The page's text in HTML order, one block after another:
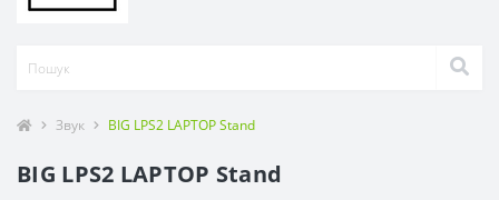
Звук BIG LPS2 LAPTOP Stand
BIG LPS2 LAPTOP Stand